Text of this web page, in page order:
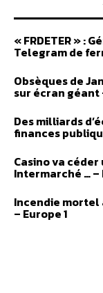
« FRDETER » :
Telegram de
Obsèques de
sur écran géant
Des milliards
finances
Casino va
Intermarché … –
Incendie mortel
– Europe 1